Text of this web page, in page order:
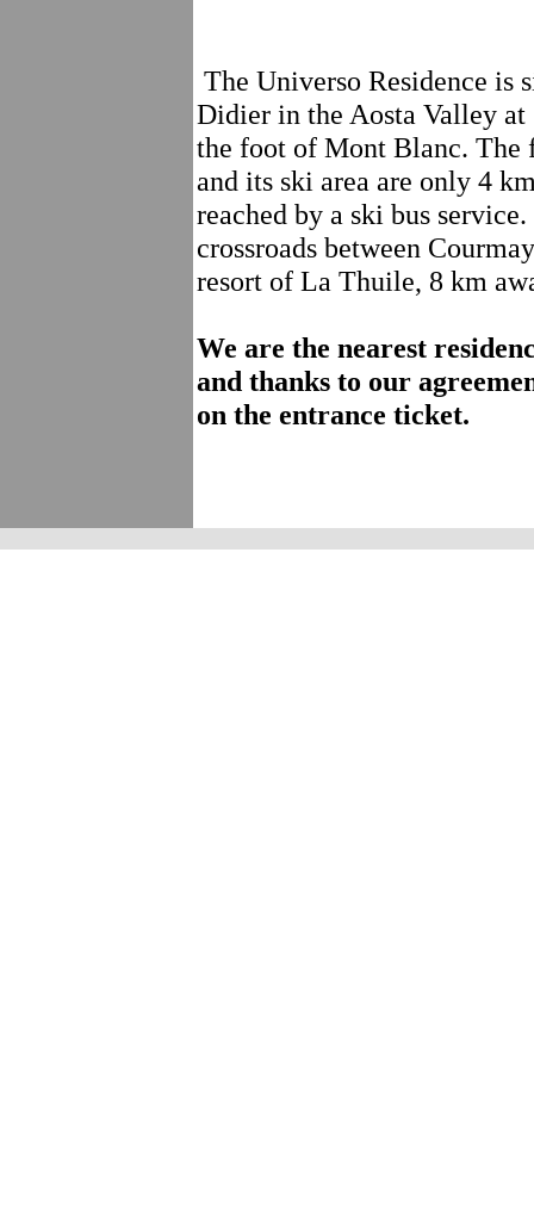
The Universo Residence is
Didier in the Aosta Valley at
the foot of Mont Blanc. The
and its ski area are only 4
reached by a ski bus
crossroads between
resort of La Thuile, 8 km
We are the nearest
and thanks to our
on the entrance ticket.